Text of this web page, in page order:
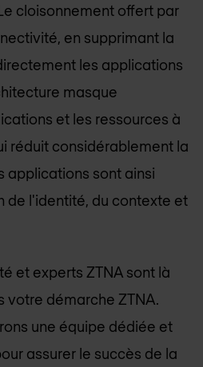
cloisonnement offert par
en supprimant la
les applications
masque
et les ressources à
réduit considérablement la
applications sont ainsi
de l'identité, du contexte et
et experts ZTNA sont là
votre démarche ZTNA.
une équipe dédiée et
assurer le succès de la